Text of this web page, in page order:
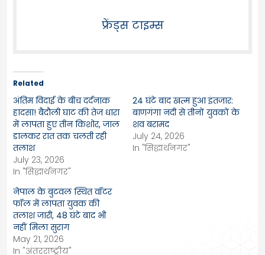
फ्रेंड्स टाइम्स
Related
अंतिम विदाई के बीच दर्दनाक
हादसा! बैदौली घाट की तेज धारा
में लापता हुए तीन किशोर, जाल
डालकर रात तक चलती रही
तलाश
July 23, 2026
In "सिद्धार्थनगर"
24 घंटे बाद खत्म हुआ इंतजार:
बाणगंगा नदी से तीनों युवकों के
शव बरामद
July 24, 2026
In "सिद्धार्थनगर"
नेपाल के बुटवल स्थित वॉटर
फॉल में लापता युवक की
तलाश जारी, 48 घंटे बाद भी
नहीं मिला सुराग
May 21, 2026
In "अंतरराष्ट्रीय"